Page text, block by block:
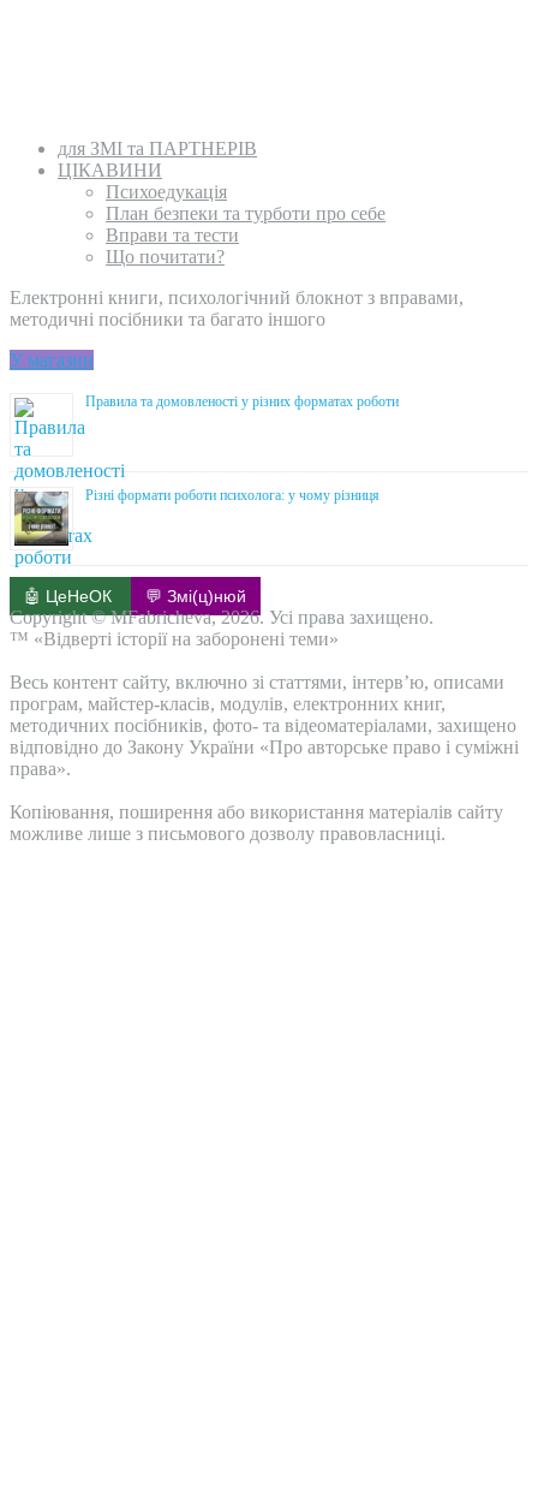
для ЗМІ та ПАРТНЕРІВ
ЦІКАВИНИ
Психоедукація
План безпеки та турботи про себе
Вправи та тести
Що почитати?
Електронні книги, психологічний блокнот з вправами,
методичні посібники та багато іншого
У магазин
Правила та домовленості у різних форматах роботи
Різні формати роботи психолога: у чому різниця
🤖 ЦеНеОК 💬 Змі(ц)нюй
Copyright © MFabricheva, 2026. Усі права захищено.
™ «Відверті історії на заборонені теми»
Весь контент сайту, включно зі статтями, інтерв’ю, описами
програм, майстер-класів, модулів, електронних книг,
методичних посібників, фото- та відеоматеріалами, захищено
відповідно до Закону України «Про авторське право і суміжні
права».
Копіювання, поширення або використання матеріалів сайту
можливе лише з письмового дозволу правовласниці.